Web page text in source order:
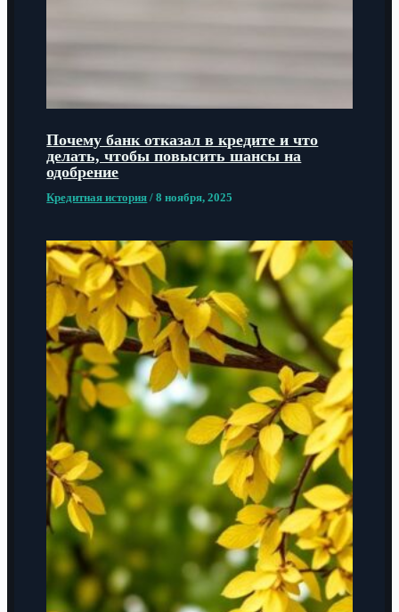
Почему банк отказал в кредите и что
делать, чтобы повысить шансы на
одобрение
Кредитная история /8 ноября, 2025